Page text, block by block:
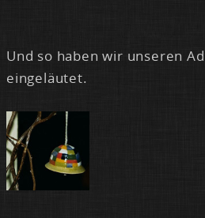
Und so ha­ben wir un­se­ren
ein­ge­läu­tet.